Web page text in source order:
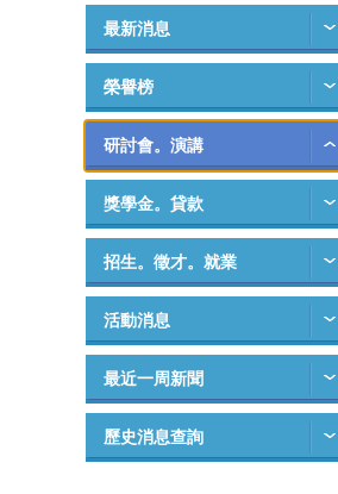
最新消息
榮譽榜
研討會。演講
獎學金。貸款
招生。徵才。就業
活動消息
最近一周新聞
歷史消息查詢